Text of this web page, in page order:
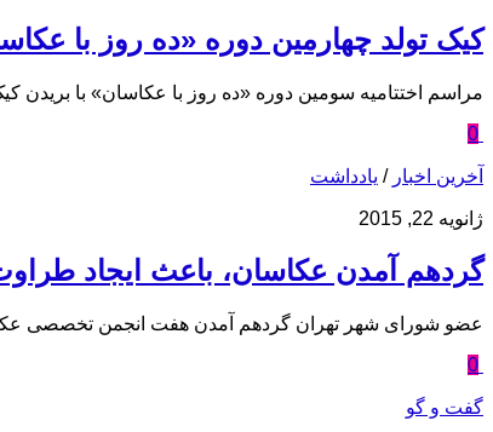
کیک تولد چهارمین دوره «ده روز با
مراسم اختتامیه سومین دوره «ده روز با عکاسان» با بریدن کیک چهارمین دوره آن که قرار است از ۱۵ الی ۲۵ دی
0
آخرین اخبار / یادداشت
ژانویه 22, 2015
گردهم آمدن عکاسان، باعث ایجاد
عضو شورای شهر تهران گردهم آمدن هفت انجمن تخصصی
0
گفت و گو